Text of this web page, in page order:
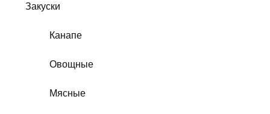
Закуски
Канапе
Овощные
Мясные